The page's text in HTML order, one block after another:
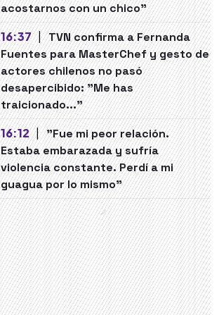
acostarnos con un chico"
16:37 | TVN confirma a Fernanda
Fuentes para MasterChef y gesto de
actores chilenos no pasó
desapercibido: "Me has
traicionado..."
16:12 | "Fue mi peor relación.
Estaba embarazada y sufría
violencia constante. Perdí a mi
guagua por lo mismo"